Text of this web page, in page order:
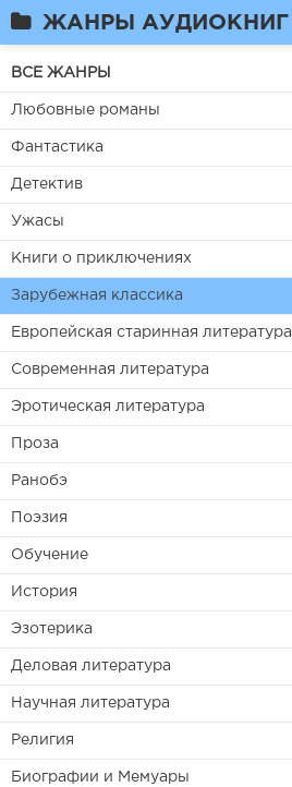
ЖАНРЫ АУДИОКНИГ
ВСЕ ЖАНРЫ
Любовные романы
Фантастика
Детектив
Ужасы
Книги о приключениях
Зарубежная классика
Европейская старинная литература
Современная литература
Эротическая литература
Проза
Ранобэ
Поэзия
Обучение
История
Эзотерика
Деловая литература
Научная литература
Религия
Биографии и Мемуары